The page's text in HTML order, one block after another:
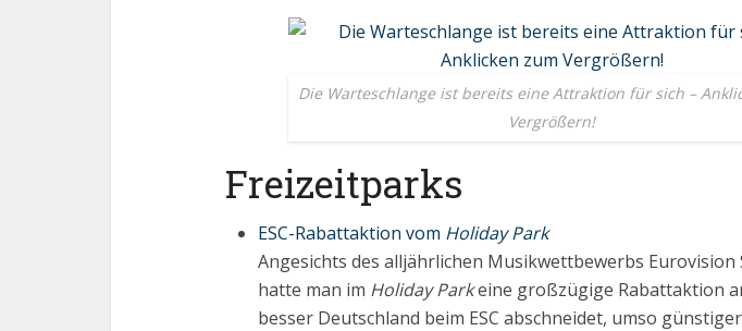
Die Warteschlange ist bereits eine Attraktion für sich –
Vergrößern!
Freizeitparks
ESC-Rabattaktion vom Holiday Park
Angesichts des alljährlichen Musikwettbewerbs Eurovision
hatte man im Holiday Parkeine großzügige Rabattaktion
besser Deutschland beim ESC abschneidet, umso